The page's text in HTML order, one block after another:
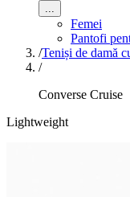
...
Femei
Pantofi
/Teniși de damă
/
Converse Cruise
Lightweight